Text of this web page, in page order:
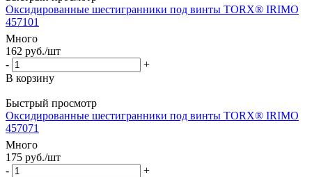
Оксидированные шестигранники под винты TORX® IRIMO
457101
Много
162 руб./шт
-
+
В корзину
Быстрый просмотр
Оксидированные шестигранники под винты TORX® IRIMO
457071
Много
175 руб./шт
-
+